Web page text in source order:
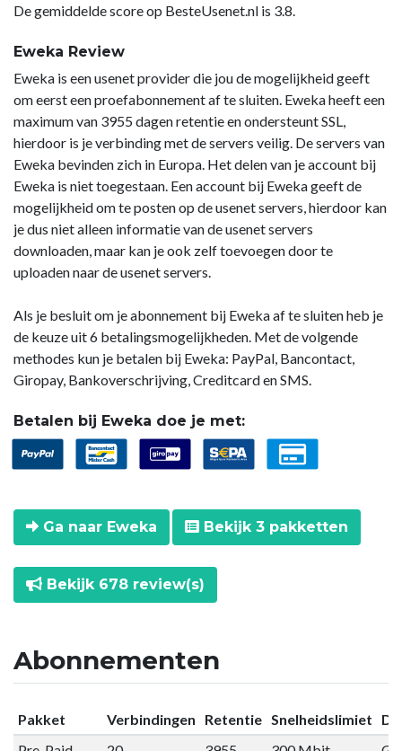
De gemiddelde score op BesteUsenet.nl is 3.8.
Eweka Review
Eweka is een usenet provider die jou de mogelijkheid geeft
om eerst een proefabonnement af te sluiten. Eweka heeft een
maximum van 3955 dagen retentie en ondersteunt SSL,
hierdoor is je verbinding met de servers veilig. De servers van
Eweka bevinden zich in Europa. Het delen van je account bij
Eweka is niet toegestaan. Een account bij Eweka geeft de
mogelijkheid om te posten op de usenet servers, hierdoor kan
je dus niet alleen informatie van de usenet servers
downloaden, maar kan je ook zelf toevoegen door te
uploaden naar de usenet servers.
Als je besluit om je abonnement bij Eweka af te sluiten heb je
de keuze uit 6 betalingsmogelijkheden. Met de volgende
methodes kun je betalen bij Eweka: PayPal, Bancontact,
Giropay, Bankoverschrijving, Creditcard en SMS.
Betalen bij Eweka doe je met:
Ga naar Eweka Bekijk 3 pakketten
Bekijk 678 review(s)
Abonnementen
Pakket Verbindingen Retentie Snelheidslimiet